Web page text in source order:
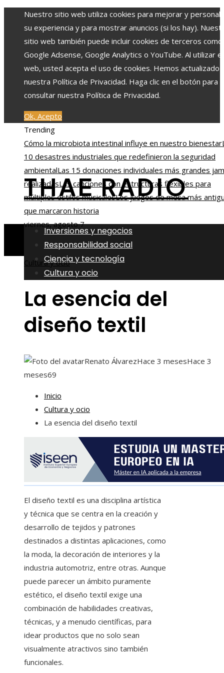
Nuestro sitio web utiliza cookies para mejorar y
su experiencia y para mostrar anuncios (si los hay).
sitio web también puede incluir cookies de terceros como
Google Adsense, Google Analytics o YouTube. Al utilizar
web, usted acepta el uso de cookies. Hemos actualizado
nuestra Política de Privacidad. Haga clic en el botón para
consultar nuestra Política de Privacidad.
Ok, Acepto
Trending
Cómo la microbiota intestinal influye en nuestro bienestar
10 desastres industriales que redefinieron la seguridad
ambientalLas 15 donaciones individuales más grandes
realizadasLas canciones con estructuras flexibles para
múltiples estilos musicalesLos juegos de mesa más
que marcaron historia
viernes, agosto 7
THAE RADIO
Inversiones y negocios
Responsabilidad social
Ciencia y tecnología
Cultura y ocio
Cultura y ocio
La esencia del
diseño textil
Renato ÁlvarezHace 3 mesesHace 3
meses69
Inicio
Cultura y ocio
La esencia del diseño textil
El diseño textil es una disciplina artística
y técnica que se centra en la creación y
desarrollo de tejidos y patrones
destinados a distintas aplicaciones, como
la moda, la decoración de interiores y la
industria automotriz, entre otras. Aunque
puede parecer un ámbito puramente
estético, el diseño textil exige una
combinación de habilidades creativas,
técnicas, y a menudo científicas, para
idear productos que no solo sean
visualmente atractivos sino también
funcionales.